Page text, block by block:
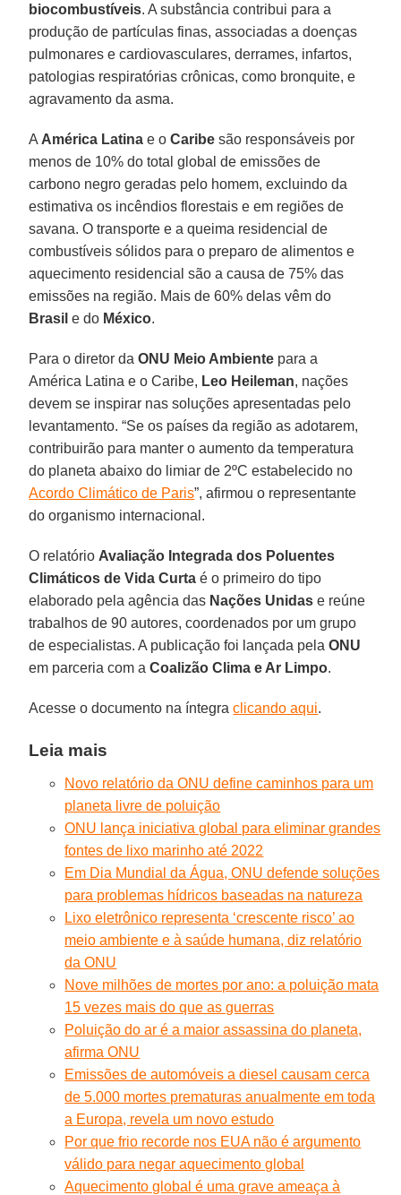
biocombustíveis. A substância contribui para a
produção de partículas finas, associadas a doenças
pulmonares e cardiovasculares, derrames, infartos,
patologias respiratórias crônicas, como bronquite, e
agravamento da asma.
A América Latina e oCaribe são responsáveis por
menos de 10% do total global de emissões de
carbono negro geradas pelo homem, excluindo da
estimativa os incêndios florestais e em regiões de
savana. O transporte e a queima residencial de
combustíveis sólidos para o preparo de alimentos e
aquecimento residencial são a causa de 75% das
emissões na região. Mais de 60% delas vêm do
Brasil e do México.
Para o diretor daONU Meio Ambiente para a
América Latina e o Caribe, Leo Heileman, nações
devem se inspirar nas soluções apresentadas pelo
levantamento. “Se os países da região as adotarem,
contribuirão para manter o aumento da temperatura
do planeta abaixo do limiar de 2ºC estabelecido no
Acordo Climático de Paris”, afirmou o representante
do organismo internacional.
O relatório Avaliação Integrada dos Poluentes
Climáticos de Vida Curta é o primeiro do tipo
elaborado pela agência das Nações Unidas e reúne
trabalhos de 90 autores, coordenados por um grupo
de especialistas. A publicação foi lançada pelaONU
em parceria com aCoalizão Clima e Ar Limpo.
Acesse o documento na íntegraclicando aqui.
Leia mais
Novo relatório da ONU define caminhos para um
planeta livre de poluição
ONU lança iniciativa global para eliminar grandes
fontes de lixo marinho até 2022
Em Dia Mundial da Água, ONU defende soluções
para problemas hídricos baseadas na natureza
Lixo eletrônico representa ‘crescente risco’ ao
meio ambiente e à saúde humana, diz relatório
da ONU
Nove milhões de mortes por ano: a poluição mata
15 vezes mais do que as guerras
Poluição do ar é a maior assassina do planeta,
afirma ONU
Emissões de automóveis a diesel causam cerca
de 5.000 mortes prematuras anualmente em toda
a Europa, revela um novo estudo
Por que frio recorde nos EUA não é argumento
válido para negar aquecimento global
Aquecimento global é uma grave ameaça à